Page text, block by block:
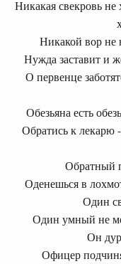
Никакая свекровь не
Никакой вор не
Нужда заставит и
О первенце
Обезьяна есть
Обратись к лекарю
Обратный
Оденешься в
Один
Один умный не
Он
Офицер